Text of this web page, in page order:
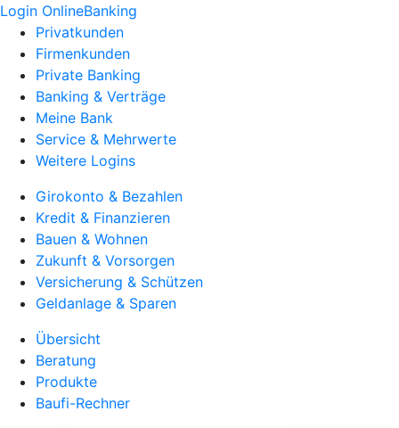
Login OnlineBanking
Privatkunden
Firmenkunden
Private Banking
Banking & Verträge
Meine Bank
Service & Mehrwerte
Weitere Logins
Girokonto & Bezahlen
Kredit & Finanzieren
Bauen & Wohnen
Zukunft & Vorsorgen
Versicherung & Schützen
Geldanlage & Sparen
Übersicht
Beratung
Produkte
Baufi-Rechner